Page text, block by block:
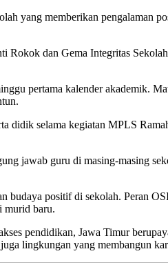
yang memberikan pengalaman
dan Gema Integritas
pertama kalender akademik.
didik selama kegiatan MPLS
jawab guru di masing-masing
budaya positif di sekolah. Peran
murid baru.
pendidikan, Jawa Timur
lingkungan yang membangun